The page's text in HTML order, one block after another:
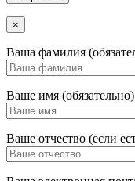
×
Ваша фамилия
Ваше имя (обязательно)
Ваше отчество (если